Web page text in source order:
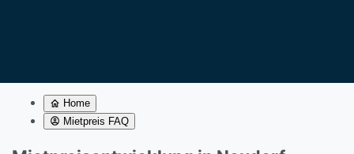
Home
Mietpreis FAQ